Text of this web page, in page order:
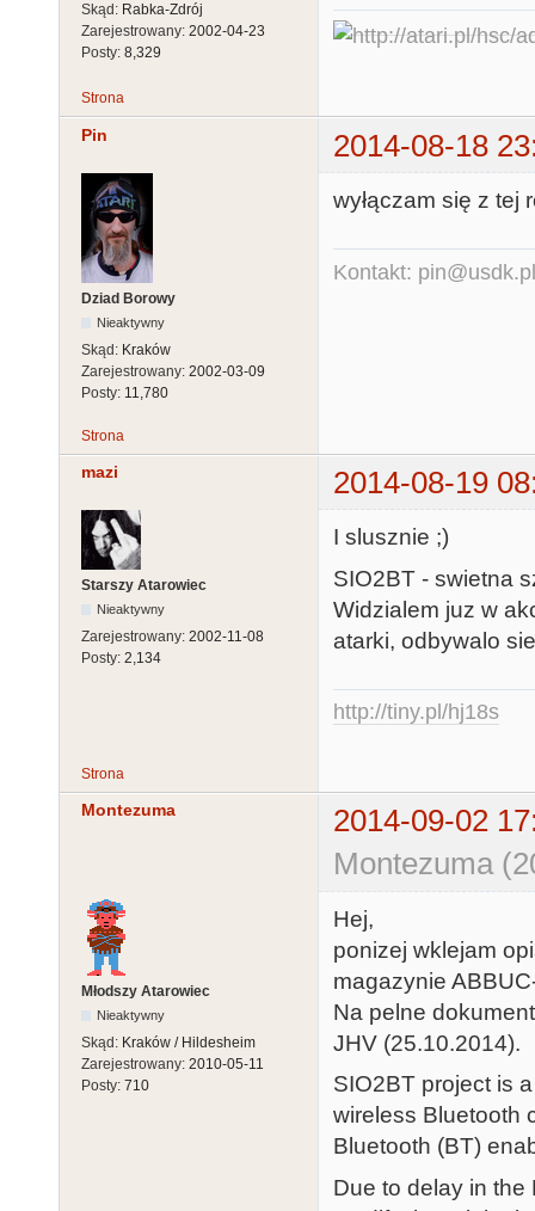
Skąd: Rabka-Zdrój
Zarejestrowany: 2002-04-23
Posty: 8,329
Strona
Pin 2014-08-18
Dziad Borowy
Nieaktywny
Skąd: Kraków
Zarejestrowany: 2002-03-09
Posty: 11,780
wyłączam się z tej
Kontakt: pin@usdk.pl
Strona
mazi 2014-08-19
Starszy Atarowiec
Nieaktywny
Zarejestrowany: 2002-11-08
Posty: 2,134
I slusznie ;)
SIO2BT - swietna
Widzialem juz w
atarki, odbywalo
http://tiny.pl/hj18s
Strona
Montezuma
2014-09-02
Montezuma
Młodszy Atarowiec
Nieaktywny
Skąd: Kraków / Hildesheim
Zarejestrowany: 2010-05-11
Posty: 710
Hej,
ponizej wklejam
magazynie
Na pelne
JHV (25.10.2014).
SIO2BT project is
wireless Bluetooth
Bluetooth (BT)
Due to delay in